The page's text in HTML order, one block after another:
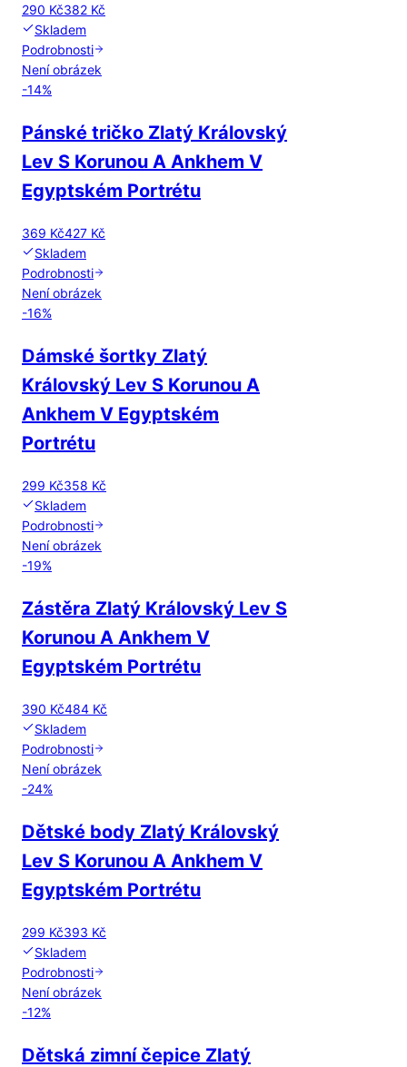
290 Kč382 Kč
Skladem
Podrobnosti
Není obrázek
-14%
Pánské tričko Zlatý Královský
Lev S Korunou A Ankhem V
Egyptském Portrétu
369 Kč427 Kč
Skladem
Podrobnosti
Není obrázek
-16%
Dámské šortky Zlatý
Královský Lev S Korunou A
Ankhem V Egyptském
Portrétu
299 Kč358 Kč
Skladem
Podrobnosti
Není obrázek
-19%
Zástěra Zlatý Královský Lev S
Korunou A Ankhem V
Egyptském Portrétu
390 Kč484 Kč
Skladem
Podrobnosti
Není obrázek
-24%
Dětské body Zlatý Královský
Lev S Korunou A Ankhem V
Egyptském Portrétu
299 Kč393 Kč
Skladem
Podrobnosti
Není obrázek
-12%
Dětská zimní čepice Zlatý